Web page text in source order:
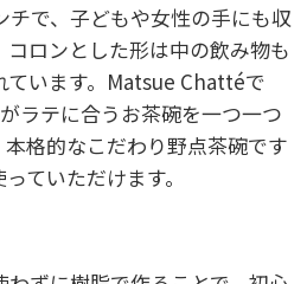
で、子どもや女性の手にも収
ロンとした形は中の飲み物も
ています。Matsue Chattéで
ラテに合うお茶碗を一つ一つ
格的なこだわり野点茶碗です
ていただけます。​